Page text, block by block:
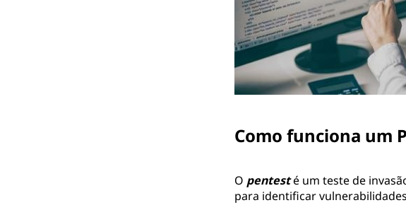
Como funciona um
O pentesté um teste de
para identificar